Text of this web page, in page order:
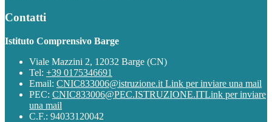
Contatti
Istituto Comprensivo Barge
Viale Mazzini 2, 12032 Barge (CN)
Tel: +39 0175346691
Email: CNIC833006@istruzione.it Link per inviare una mail
PEC: CNIC833006@PEC.ISTRUZIONE.ITLink per inviare
una mail
C.F.: 94033120042